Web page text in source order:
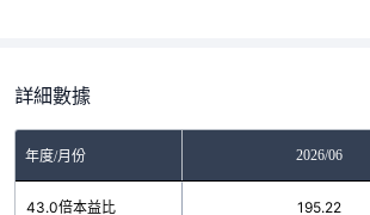
詳細數據
年度/月份 2026/06
43.0倍本益比 195.22